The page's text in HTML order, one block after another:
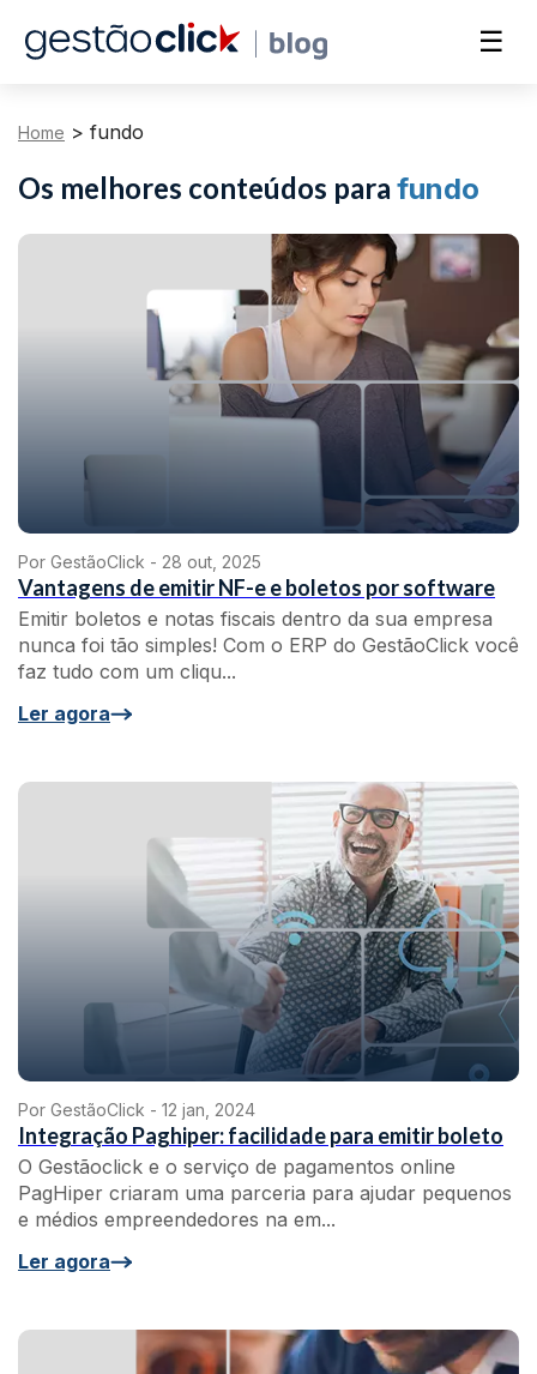
☰
Home > fundo
Os melhores conteúdos para fundo
Por GestãoClick - 28 out, 2025
Vantagens de emitir NF-e e boletos por software
Emitir boletos e notas fiscais dentro da sua empresa
nunca foi tão simples! Com o ERP do GestãoClick você
faz tudo com um cliqu...
Ler agora
Por GestãoClick - 12 jan, 2024
Integração Paghiper: facilidade para emitir boleto
O Gestãoclick e o serviço de pagamentos online
PagHiper criaram uma parceria para ajudar pequenos
e médios empreendedores na em...
Ler agora